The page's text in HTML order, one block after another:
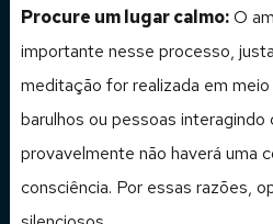
Procure um lugar calmo:O
importante nesse processo,
meditação for realizada em
barulhos ou pessoas
provavelmente não haverá uma
consciência. Por essas razões,